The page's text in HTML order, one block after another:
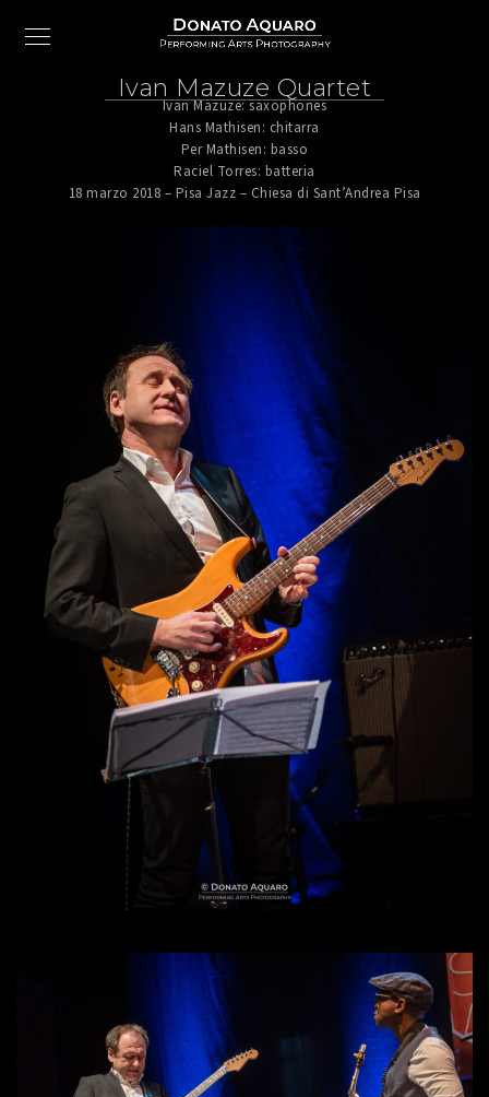
Ivan Mazuze Quartet
Ivan Mazuze: saxophones
Hans Mathisen: chitarra
Per Mathisen: basso
Raciel Torres: batteria
18 marzo 2018 – Pisa Jazz – Chiesa di Sant’Andrea Pisa